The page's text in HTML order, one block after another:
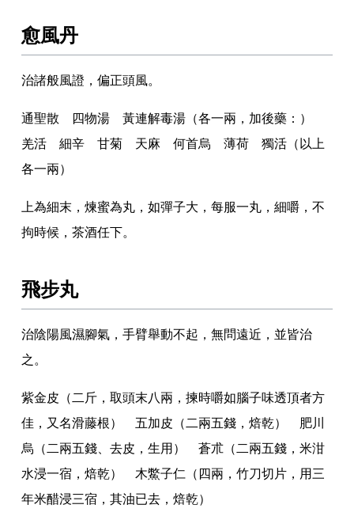
愈風丹
治諸般風證 ，偏正頭風。
通聖散 四物湯 黃連解毒湯（各一兩 ， 加後藥 ： ）
羌活 細辛 甘菊 天麻 何首烏 薄荷 獨活（以上
各一兩）
上為細末 ，煉蜜為丸 ，如彈子大 ，每服一丸 ，細嚼 ，不
拘時候 ，茶酒任下。
飛步丸
治陰陽風濕腳氣 ，手臂舉動不起 ，無問遠近 ， 並皆治
之 。
紫金皮（二斤 ，取頭末八兩 ，揀時嚼如腦子味透頂者方
佳 ， 又名滑藤根） 五加皮（二兩五錢 ，焙乾） 肥川
烏（二兩五錢 、去皮 ，生用） 蒼朮（二兩五錢 ，米泔
水浸一宿 ，焙乾） 木鱉子仁（四兩 ，竹刀切片 ， 用三
年米醋浸三宿 ，其油已去 ，焙乾）